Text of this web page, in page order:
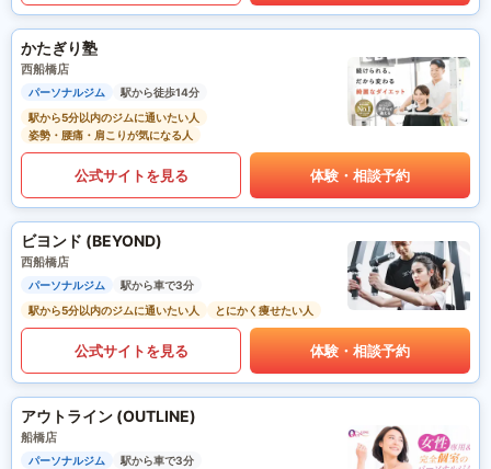
かたぎり塾
西船橋店
パーソナルジム
駅から徒歩14分
駅から5分以内のジムに通いたい人
姿勢・腰痛・肩こりが気になる人
公式サイトを見る 体験・相談予約
ビヨンド (BEYOND)
西船橋店
パーソナルジム
駅から車で3分
駅から5分以内のジムに通いたい人
とにかく痩せたい人
公式サイトを見る 体験・相談予約
アウトライン (OUTLINE)
船橋店
パーソナルジム
駅から車で3分